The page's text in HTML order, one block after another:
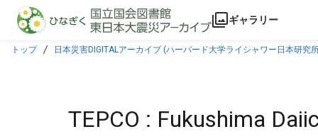
本文に飛ぶ
ギャラリー
トップ 日本災害DIGITALアーカイブ (ハーバード大学ライシャワー日本研究
TEPCO : Fukushima